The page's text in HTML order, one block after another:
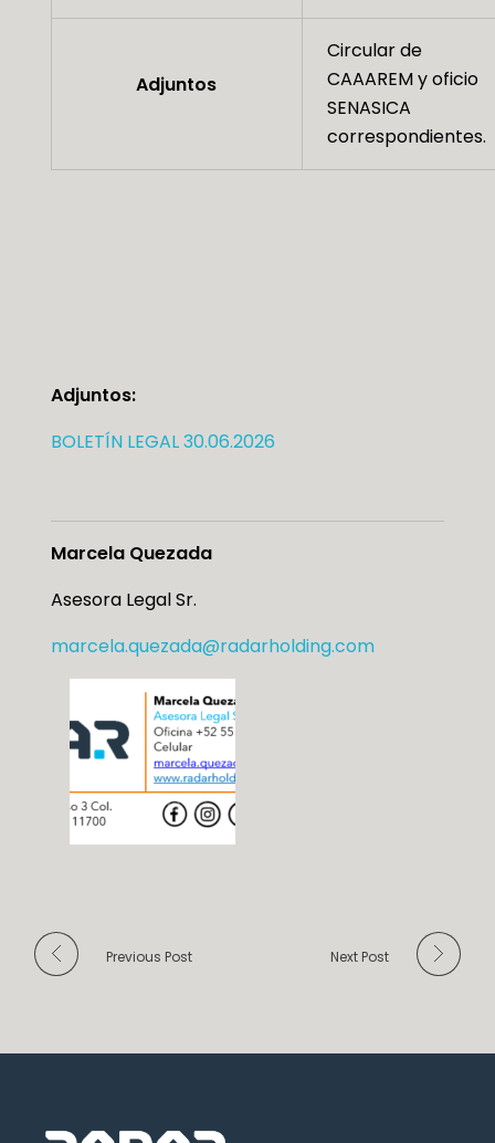
Adjuntos
Circular de
CAAAREM y oficio
SENASICA
correspondientes.
Adjuntos:
BOLETÍN LEGAL 30.06.2026
Marcela Quezada
Asesora Legal Sr.
marcela.quezada@radarholding.com
Previous Post Next Post